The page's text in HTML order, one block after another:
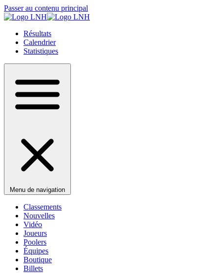
Passer au contenu principal
Résultats
Calendrier
Statistiques
Menu de navigation
Classements
Nouvelles
Vidéo
Joueurs
Poolers
Équipes
Boutique
Billets